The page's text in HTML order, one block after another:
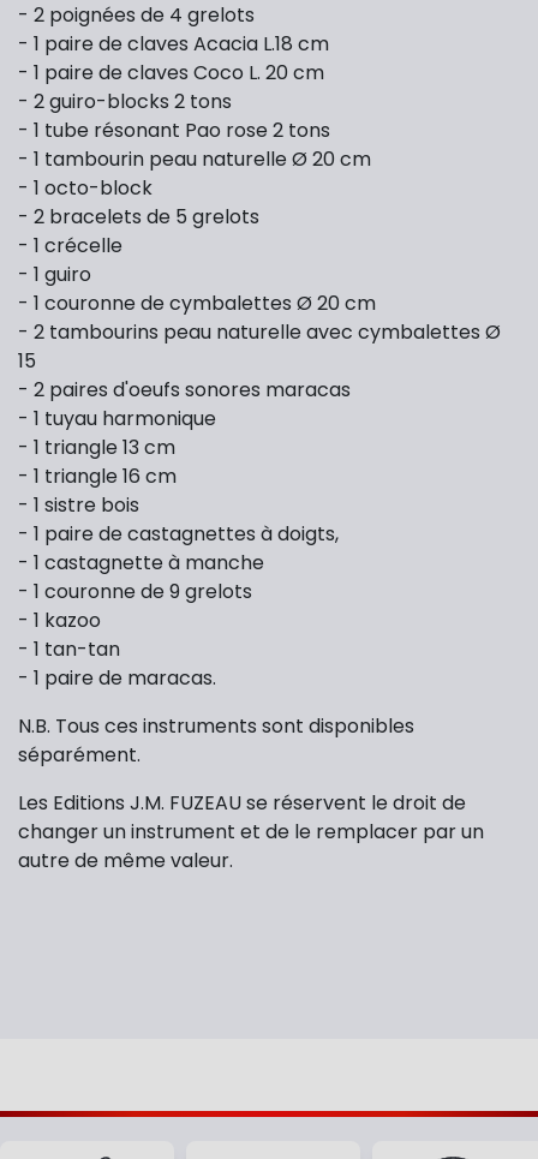
- 2 poignées de 4 grelots
- 1 paire de claves Acacia L.18 cm
- 1 paire de claves Coco L. 20 cm
- 2 guiro-blocks 2 tons
- 1 tube résonant Pao rose 2 tons
- 1 tambourin peau naturelle Ø 20 cm
- 1 octo-block
- 2 bracelets de 5 grelots
- 1 crécelle
- 1 guiro
- 1 couronne de cymbalettes Ø 20 cm
- 2 tambourins peau naturelle avec cymbalettes Ø
15
- 2 paires d'oeufs sonores maracas
- 1 tuyau harmonique
- 1 triangle 13 cm
- 1 triangle 16 cm
- 1 sistre bois
- 1 paire de castagnettes à doigts,
- 1 castagnette à manche
- 1 couronne de 9 grelots
- 1 kazoo
- 1 tan-tan
- 1 paire de maracas.
N.B. Tous ces instruments sont disponibles
séparément.
Les Editions J.M. FUZEAU se réservent le droit de
changer un instrument et de le remplacer par un
autre de même valeur.